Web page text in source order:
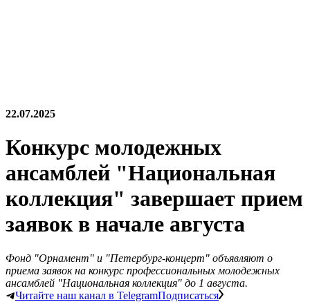
22.07.2025
Конкурс молодежных
ансамблей "Национальная
коллекция" завершает прием
заявок в начале августа
Фонд "Орнамент" и "Петербург-концерт" объявляют о
приема заявок на конкурс профессиональных молодежных
ансамблей "Национальная коллекция" до 1 августа.
Читайте наш канал в TelegramПодписаться